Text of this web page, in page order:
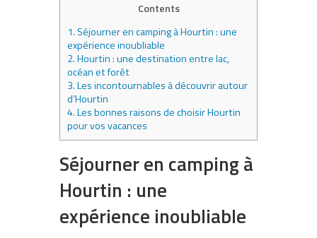
Contents
1.Séjourner en camping à Hourtin : une
expérience inoubliable
2.Hourtin : une destination entre lac,
océan et forêt
3.Les incontournables à découvrir autour
d’Hourtin
4.Les bonnes raisons de choisir Hourtin
pour vos vacances
Séjourner en camping à
Hourtin : une
expérience inoubliable